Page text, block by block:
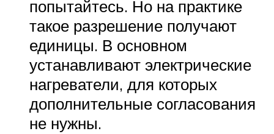
попытайтесь. Но на практике
такое разрешение получают
единицы. В основном
устанавливают электрические
нагреватели, для которых
дополнительные согласования
не нужны.